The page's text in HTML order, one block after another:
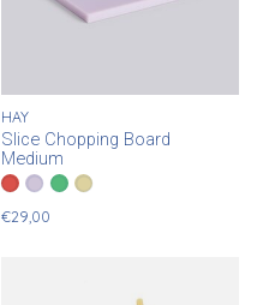
HAY
Slice Chopping Board
Medium
Color: * — Red
RedLavender
GreenLight Yellow
€29,00